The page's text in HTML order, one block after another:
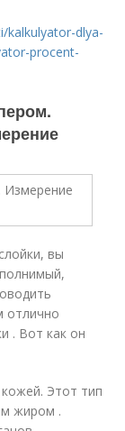
kalkulyator-dlya-
procent-
вы
отлично
. Вот как он
Этот тип
жиром .